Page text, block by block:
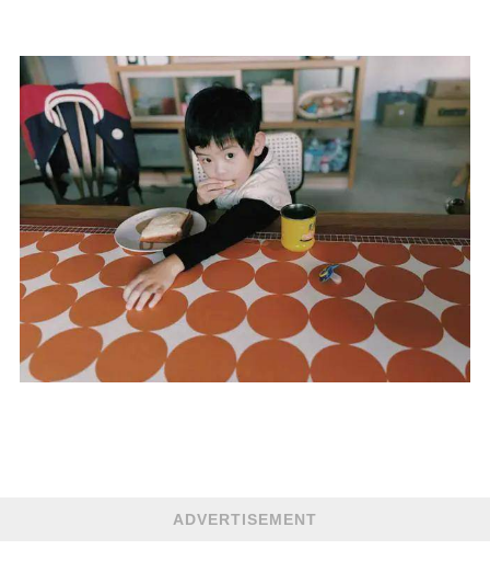
ADVERTISEMENT